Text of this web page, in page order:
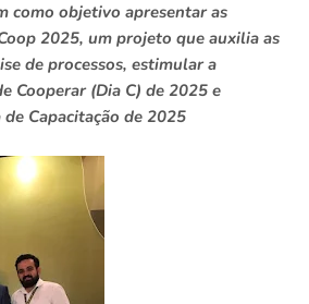
como objetivo apresentar as
2025, um projeto que auxilia as
de processos, estimular a
Cooperar (Dia C) de 2025 e
Capacitação de 2025